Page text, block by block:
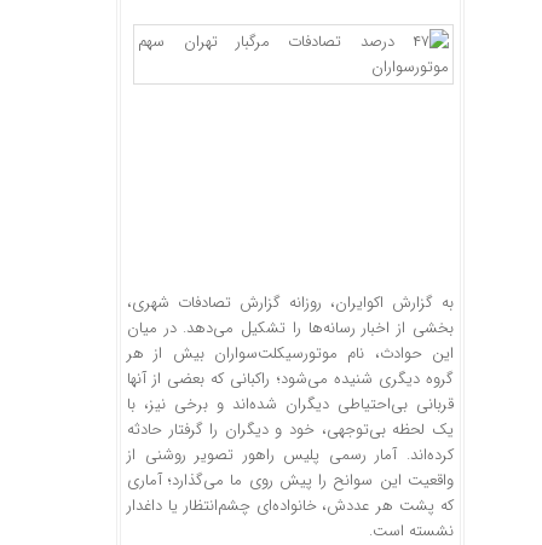
به گزارش اکوایران، روزانه گزارش تصادفات شهری،
بخشی از اخبار رسانه‌ها را تشکیل می‌دهد. در میان
این حوادث، نام موتورسیکلت‌سواران بیش از هر
گروه دیگری شنیده می‌شود؛ راکبانی که بعضی از آنها
قربانی بی‌احتیاطی دیگران شده‌اند و برخی نیز، با
یک لحظه بی‌توجهی، خود و دیگران را گرفتار حادثه
کرده‌اند. آمار رسمی پلیس راهور تصویر روشنی از
واقعیت این سوانح را پیش روی ما می‌گذارد؛ آماری
که پشت هر عددش، خانواده‌ای چشم‌انتظار یا داغدار
نشسته است.